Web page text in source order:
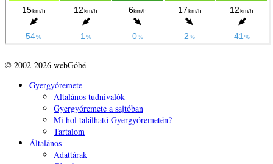
© 2002-2026 webGóbé
Gyergyóremete
Általános tudnivalók
Gyergyóremete a sajtóban
Mi hol található Gyergyóremetén?
Tartalom
Általános
Adattárak